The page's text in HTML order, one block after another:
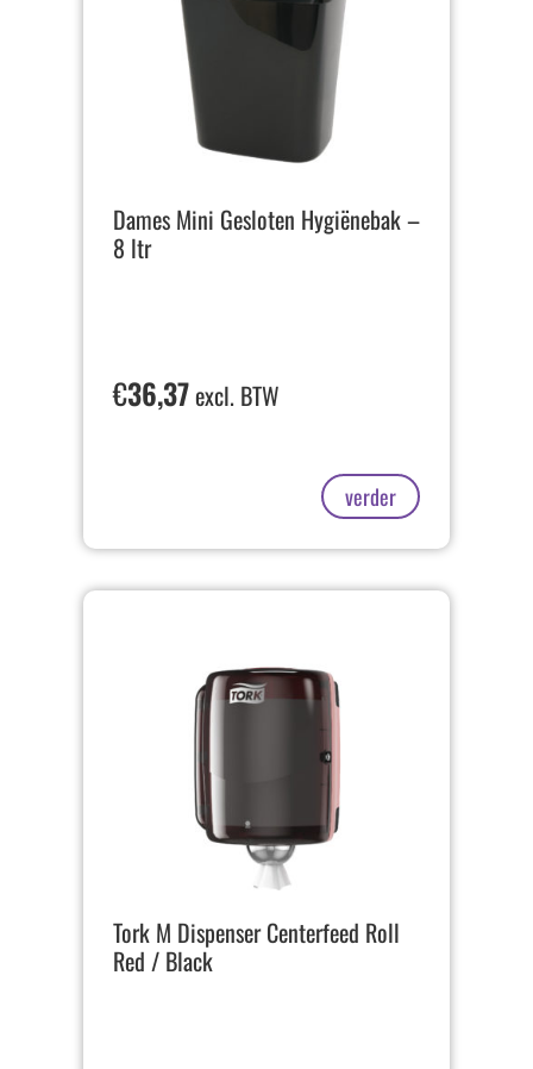
Dames Mini Gesloten Hygiënebak –
8 ltr
€36,37excl. BTW
verder
Tork M Dispenser Centerfeed Roll
Red / Black